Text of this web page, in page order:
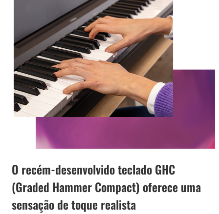
O recém-desenvolvido teclado GHC
(Graded Hammer Compact) oferece uma
sensação de toque realista